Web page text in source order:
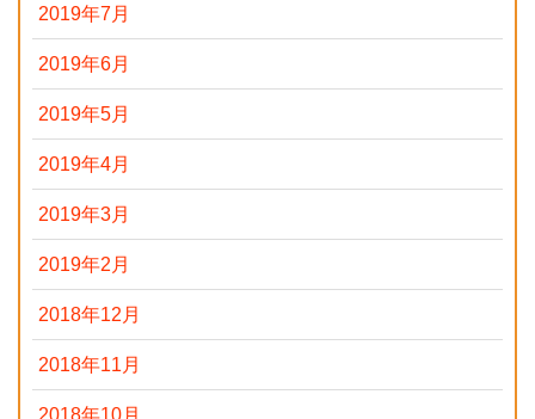
2019年7月
2019年6月
2019年5月
2019年4月
2019年3月
2019年2月
2018年12月
2018年11月
2018年10月